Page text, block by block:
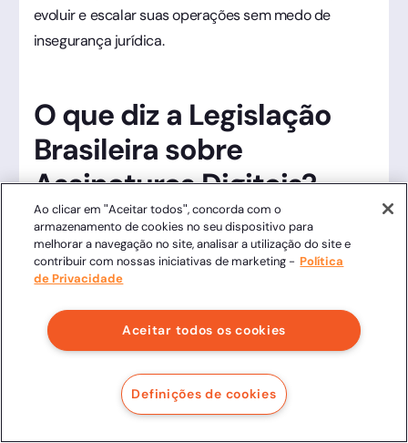
evoluir e escalar suas operações sem medo de
insegurança jurídica.
O que diz a Legislação
Brasileira sobre
Assinaturas Digitais?
A validade jurídica de um contrato imobiliário digital
no Brasil não é uma questão de interpretação, mas
de texto legal consolidado. Navegar por essas
complexidade técnica em segurança de ferro para
seus pactos.
MP 2.200-2/2001: A "Constituição"
Ao clicar em "Aceitar todos", concorda com o
armazenamento de cookies no seu dispositivo para
melhorar a navegação no site, analisar a utilização do site e
contribuir com nossas iniciativas de marketing - Política
de Privacidade
Aceitar todos os cookies
Definições de cookies